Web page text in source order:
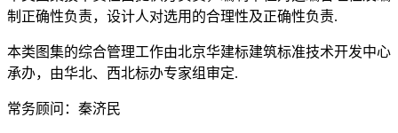
制正确性负责，设计人对选用的合理性及正确性负责.
本类图集的综合管理工作由北京华建标建筑标准技术开发中心
承办，由华北、西北标办专家组审定.
常务顾问：秦济民